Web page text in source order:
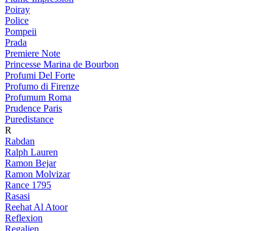
Poiray
Police
Pompeii
Prada
Premiere Note
Princesse Marina de Bourbon
Profumi Del Forte
Profumo di Firenze
Profumum Roma
Prudence Paris
Puredistance
R
Rabdan
Ralph Lauren
Ramon Bejar
Ramon Molvizar
Rance 1795
Rasasi
Reehat Al Atoor
Reflexion
Regalien